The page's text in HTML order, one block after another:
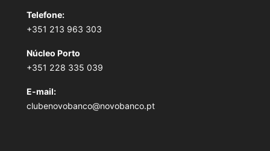
Telefone:
+351 213 963 303
Núcleo Porto
+351 228 335 039
E-mail:
clubenovobanco@novobanco.pt